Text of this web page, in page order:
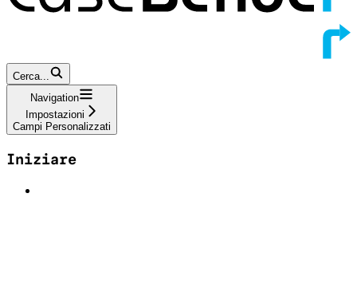
Cerca...
Navigation
Impostazioni
Campi Personalizzati
Iniziare